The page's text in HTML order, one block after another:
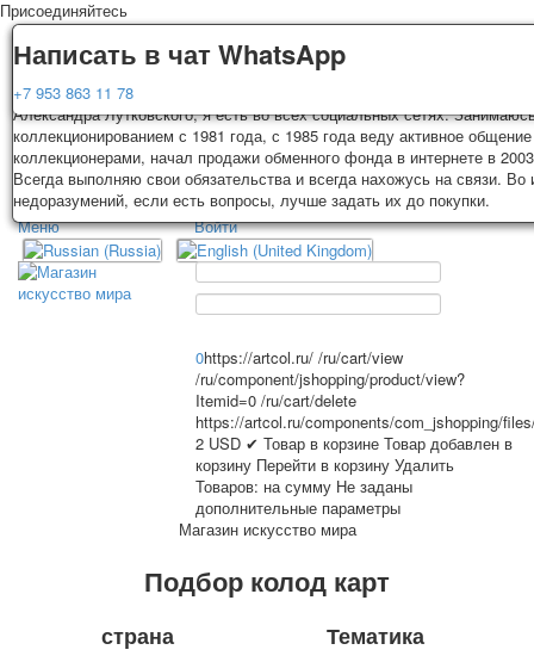
Доставка
Колоды, почтовые открытки тщательно упаковываются и
3-4 рабочих дней после оплаты. Исключение: репринт под заказ,
карт отправляются в течении 7-8 рабочих дней. Отправка
России с треком отслеживания. Цена пересылки зависит от веса и
на момент покупки. По желанию покупателя возможна отправка СДЕК
другими транспортными компаниями.
Гарантия
Вы покупаете колоды игральных карт, почтовые открытки из частной
Александра Лутковского, я есть во всех социальных сетях.
коллекционированием с 1981 года, с 1985 года веду активное
коллекционерами, начал продажи обменного фонда в интернете в
Всегда выполняю свои обязательства и всегда нахожусь на связи. Во
недоразумений, если есть вопросы, лучше задать их до покупки.
Написать в чат WhatsApp
+7 953 863 11 78
Присоединяйтесь
TPL_PROTOSTAR_TOGGLE_MENU
Главная Игральные карты
Меню
Главная
Игральные карты
Классические
Войти
0https://artcol.ru/ /ru/cart/view
/ru/component/jshopping/product/view?
Itemid=0 /ru/cart/delete
https://artcol.ru/components/com_jshopping/
2 USD ✔ Товар в корзине Товар добавлен в
корзину Перейти в корзину Удалить
Товаров: на сумму Не заданы
дополнительные параметры
Магазин искусство мира
Подбор колод карт
страна Тематика